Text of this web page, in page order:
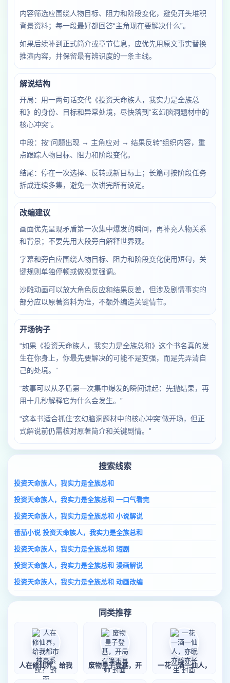
内容筛选应围绕人物目标、阻力和阶段变化，避免开头堆积
背景资料；每一段最好都回答“主角现在要解决什么”。
如果后续补到正式简介或章节信息，应优先用原文事实替换
推演内容，并保留最有辨识度的一条主线。
解说结构
开局：用一两句话交代《投资天命族人，我实力是全族总
和》的身份、目标和异常处境，尽快落到“玄幻脑洞题材中的
核心冲突”。
中段：按“问题出现 → 主角应对 → 结果反转”组织内容，重
点跟踪人物目标、阻力和阶段变化。
结尾：停在一次选择、反转或新目标上；长篇可按阶段任务
拆成连续多集，避免一次讲完所有设定。
改编建议
画面优先呈现矛盾第一次集中爆发的瞬间，再补充人物关系
和背景；不要先用大段旁白解释世界观。
字幕和旁白应围绕人物目标、阻力和阶段变化使用短句，关
键规则单独停顿或做视觉强调。
沙雕动画可以放大角色反应和结果反差，但涉及剧情事实的
部分应以原著资料为准，不额外编造关键情节。
开场钩子
“如果《投资天命族人，我实力是全族总和》这个书名真的发
生在你身上，你最先要解决的可能不是变强，而是先弄清自
己的处境。”
“故事可以从矛盾第一次集中爆发的瞬间讲起：先抛结果，再
用十几秒解释它为什么会发生。”
“这本书适合抓住‘玄幻脑洞题材中的核心冲突’做开场，但正
式解说前仍需核对原著简介和关键剧情。”
搜索线索
投资天命族人，我实力是全族总和
投资天命族人，我实力是全族总和 一口气看完
投资天命族人，我实力是全族总和 小说解说
番茄小说 投资天命族人，我实力是全族总和
投资天命族人，我实力是全族总和 短剧
投资天命族人，我实力是全族总和 漫画解说
投资天命族人，我实力是全族总和 动画改编
同类推荐
人在修仙界，给我 废物皇子登基，开 一花一酒一仙人，